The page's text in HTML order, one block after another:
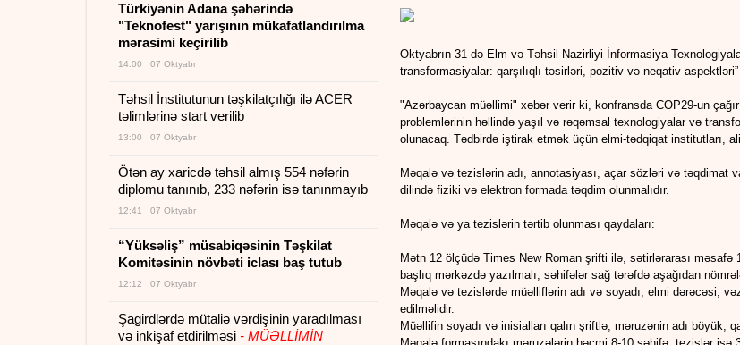
Oktyabrın 31-də Elm və Təhsil Nazirliyi İnformasiya
transformasiyalar: qarşılıqlı təsirləri, pozitiv və neqativ
"Azərbaycan müəllimi" xəbər verir ki, konfransda COP29-un
problemlərinin həllində yaşıl və rəqəmsal texnologiyalar və
olunacaq. Tədbirdə iştirak etmək üçün elmi-tədqiqat institutları,
Məqalə və tezislərin adı, annotasiyası, açar sözləri və təqdimat
dilində fiziki və elektron formada təqdim olunmalıdır.
Məqalə və ya tezislərin tərtib olunması qaydaları:
Mətn 12 ölçüdə Times New Roman şrifti ilə, sətirlərarası
başlıq mərkəzdə yazılmalı, səhifələr sağ tərəfdə aşağıdan
Məqalə və tezislərdə müəlliflərin adı və soyadı, elmi dərəcəsi,
edilməlidir.
Müəllifin soyadı və inisialları qalın şriftlə, məruzənin adı böyük,
Türkiyənin Adana şəhərində
"Teknofest" yarışının mükafatlandırılma
mərasimi keçirilib
14:00 07 Oktyabr
Təhsil İnstitutunun təşkilatçılığı ilə ACER
təlimlərinə start verilib
13:00 07 Oktyabr
Ötən ay xaricdə təhsil almış 554 nəfərin
diplomu tanınıb, 233 nəfərin isə tanınmayıb
12:41 07 Oktyabr
“Yüksəliş” müsabiqəsinin Təşkilat
Komitəsinin növbəti iclası baş tutub
12:12 07 Oktyabr
Şagirdlərdə mütaliə vərdişinin yaradılması
və inkişaf etdirilməsi - MÜƏLLİMİN